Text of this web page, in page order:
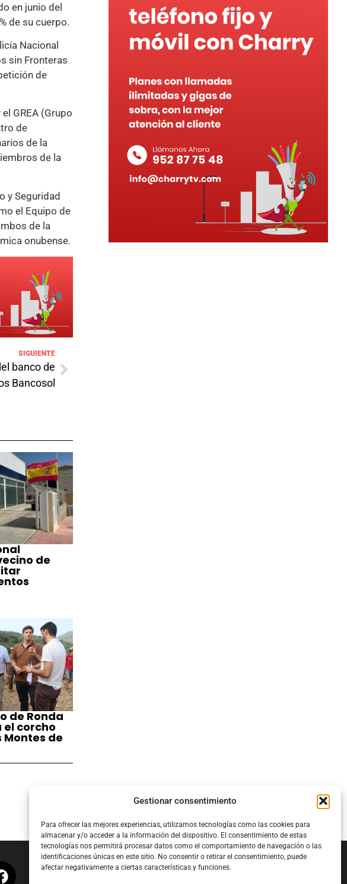
Gestionar consentimiento
Para ofrecer las mejores experiencias, utilizamos tecnologías como las cookies para
almacenar y/o acceder a la información del dispositivo. El consentimiento de estas
tecnologías nos permitirá procesar datos como el comportamiento de navegación o las
identificaciones únicas en este sitio. No consentir o retirar el consentimiento, puede
afectar negativamente a ciertas características y funciones.
en junio del
de su cuerpo.
Nacional
sin Fronteras
de
GREA (Grupo
de
de la
de la
y Seguridad
el Equipo de
de la
onubense.
SIGUIENTE
banco de
Bancosol
de
de Ronda
el corcho
de